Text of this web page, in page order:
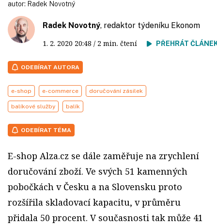
autor: Radek Novotný
Radek Novotný, redaktor týdeníku Ekonom
1. 2. 2020 20:48 / 2 min. čtení PŘEHRÁT
ODEBÍRAT AUTORA
e-shop e-commerce doručování zásilek
balíkové služby balík
ODEBÍRAT TÉMA
E-shop Alza.cz se dále zaměřuje na zrychlení
doručování zboží. Ve svých 51 kamenných
pobočkách v Česku a na Slovensku proto
rozšířila skladovací kapacitu, v průměru
přidala 50 procent. V současnosti tak může 41